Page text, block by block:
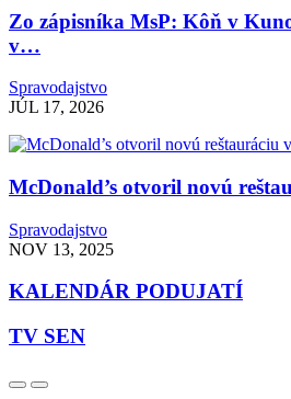
Zo zápisníka MsP: Kôň v
v…
Spravodajstvo
JÚL 17, 2026
McDonald’s otvoril novú
Spravodajstvo
NOV 13, 2025
KALENDÁR PODUJATÍ
TV SEN